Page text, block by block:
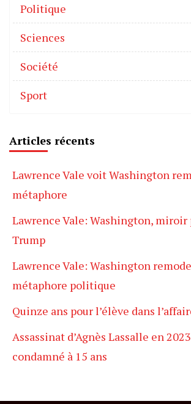
Politique
Sciences
Société
Sport
Articles récents
Lawrence Vale voit Washington
métaphore
Lawrence Vale: Washington,
Trump
Lawrence Vale: Washington
métaphore politique
Quinze ans pour l’élève dans
Assassinat d’Agnès Lassalle en
condamné à 15 ans